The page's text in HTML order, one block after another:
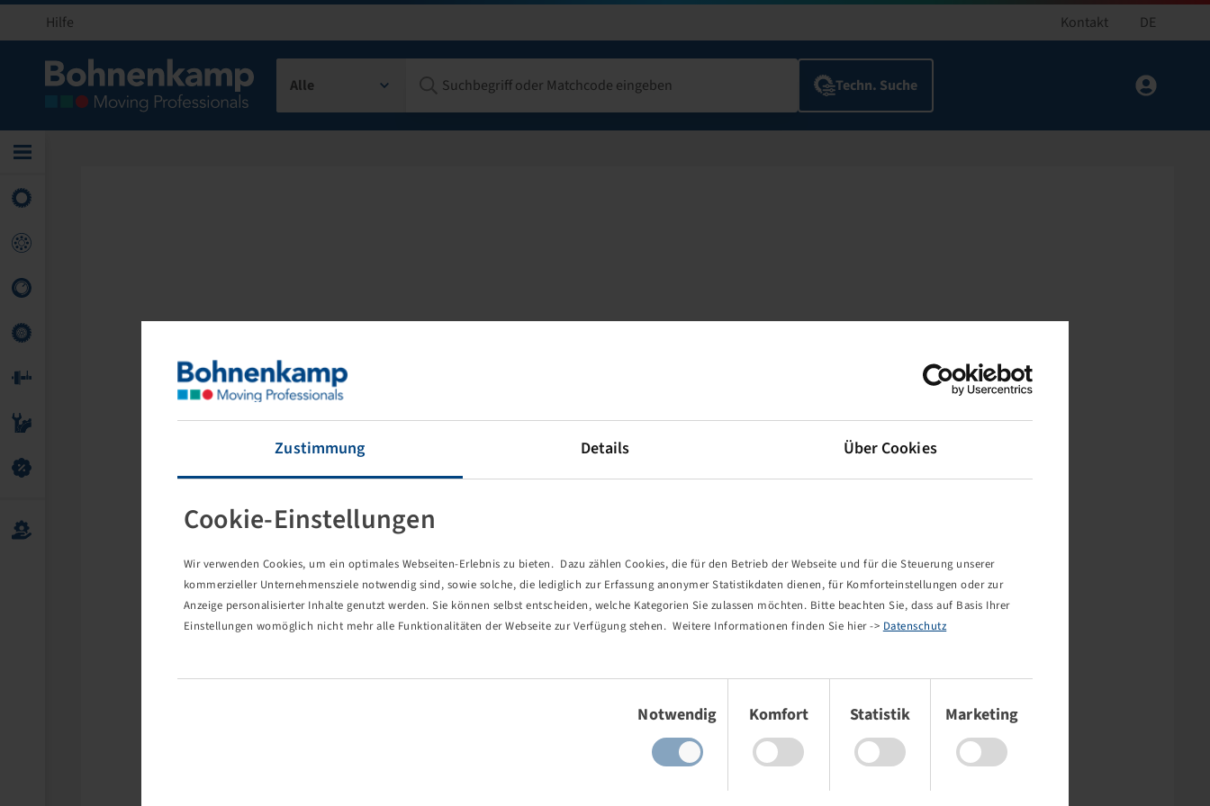
Zustimmung Details Über Cookies
Cookie-Einstellungen
Wir verwenden Cookies, um ein optimales Webseiten-Erlebnis zu bieten. Dazu zählen Cookies, die für den Betrieb der Webseite und für die Steuerung unserer
kommerzieller Unternehmensziele notwendig sind, sowie solche, die lediglich zur Erfassung anonymer Statistikdaten dienen, für Komforteinstellungen oder zur
Anzeige personalisierter Inhalte genutzt werden. Sie können selbst entscheiden, welche Kategorien Sie zulassen möchten. Bitte beachten Sie, dass auf Basis Ihrer
Einstellungen womöglich nicht mehr alle Funktionalitäten der Webseite zur Verfügung stehen. Weitere Informationen finden Sie hier -> Datenschutz
Notwendig
Komfort Statistik Marketing
Hilfe Kontakt DE
Alle
Die von Ihnen aufgerufene Seite existiert nicht!